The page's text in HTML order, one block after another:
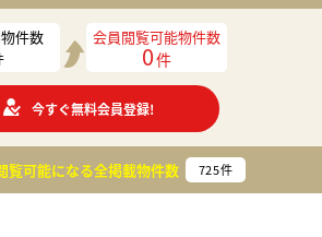
件数 会員閲覧可能物件数
0件
今すぐ無料会員登録!
覧可能になる全掲載物件数 725件